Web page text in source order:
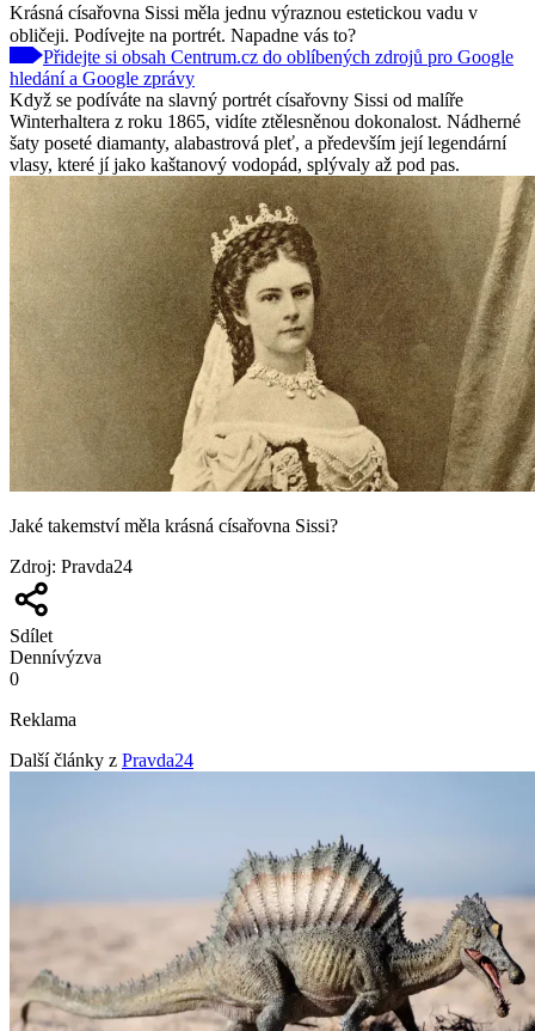
Krásná císařovna Sissi měla jednu výraznou estetickou vadu v
obličeji. Podívejte na portrét. Napadne vás to?
Přidejte si obsah Centrum.cz do oblíbených zdrojů pro Google
hledání a Google zprávy
Když se podíváte na slavný portrét císařovny Sissi od malíře
Winterhaltera z roku 1865, vidíte ztělesněnou dokonalost. Nádherné
šaty poseté diamanty, alabastrová pleť, a především její legendární
vlasy, které jí jako kaštanový vodopád, splývaly až pod pas.
Jaké takemství měla krásná císařovna Sissi?
Zdroj: Pravda24
Sdílet
Dennívýzva
0
Reklama
Další články z Pravda24